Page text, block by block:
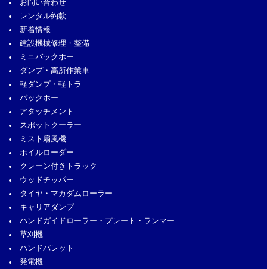
お問い合わせ
レンタル約款
新着情報
建設機械修理・整備
ミニバックホー
ダンプ・高所作業車
軽ダンプ・軽トラ
バックホー
アタッチメント
スポットクーラー
ミスト扇風機
ホイルローダー
クレーン付きトラック
ウッドチッパー
タイヤ・マカダムローラー
キャリアダンプ
ハンドガイドローラー・プレート・ランマー
草刈機
ハンドパレット
発電機